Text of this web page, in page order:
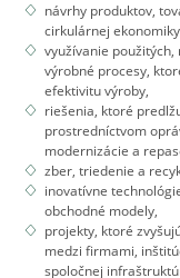
návrhy produktov,
cirkulárnej
využívanie
výrobné procesy,
efektivitu výroby,
riešenia, ktoré
prostredníctvom
modernizácie a
zber, triedenie a
inovatívne
obchodné modely,
projekty, ktoré
medzi firmami,
spoločnej